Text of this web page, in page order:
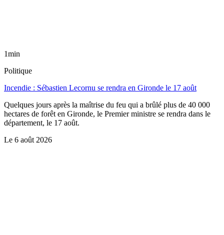
1min
Politique
Incendie : Sébastien Lecornu se rendra en Gironde le 17 août
Quelques jours après la maîtrise du feu qui a brûlé plus de 40 000
hectares de forêt en Gironde, le Premier ministre se rendra dans le
département, le 17 août.
Le 6 août 2026